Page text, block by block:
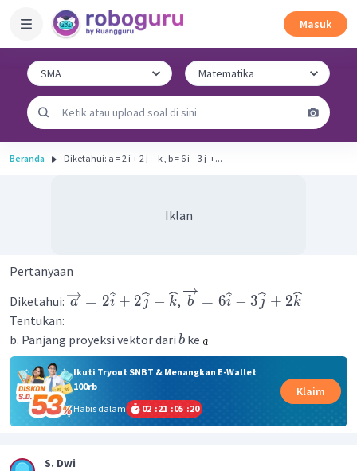
Masuk
Beranda Diketahui: a = 2 i + 2 j ​ − k , b = 6 i − 3 j ​ +...
Iklan
Pertanyaan
Diketahui: a = 2i + 2 j − k, b = 6i − 3 j + 2k
Tentukan:
b. Panjang proyeksi vektor dari b ke
Ikuti Tryout SNBT & Menangkan E-Wallet
100rb
Habis dalam
02 :21 :05 :20
Klaim
S. Dwi